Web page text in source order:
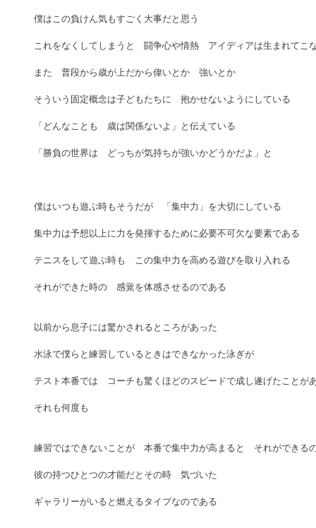
僕はこの負けん気もすごく大事だと思う
これをなくしてしまうと　闘争心や情熱　アイディアは生まれてこ
また　普段から歳が上だから偉いとか　強いとか
そういう固定概念は子どもたちに　抱かせないようにしている
「どんなことも　歳は関係ないよ」と伝えている
「勝負の世界は　どっちが気持ちが強いかどうかだよ」と
僕はいつも遊ぶ時もそうだが　「集中力」を大切にしている
集中力は予想以上に力を発揮するために必要不可欠な要素である
テニスをして遊ぶ時も　この集中力を高める遊びを取り入れる
それができた時の　感覚を体感させるのである
以前から息子には驚かされるところがあった
水泳で僕らと練習しているときはできなかった泳ぎが
テスト本番では　コーチも驚くほどのスピードで成し遂げたことが
それも何度も
練習ではできないことが　本番で集中力が高まると　それができる
彼の持つひとつの才能だとその時　気づいた
ギャラリーがいると燃えるタイプなのである